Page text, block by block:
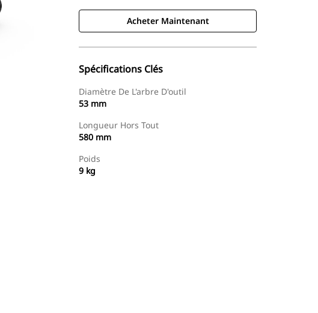
Acheter Maintenant
Spécifications Clés
Diamètre De L'arbre D'outil
53 mm
Longueur Hors Tout
580 mm
Poids
9 kg